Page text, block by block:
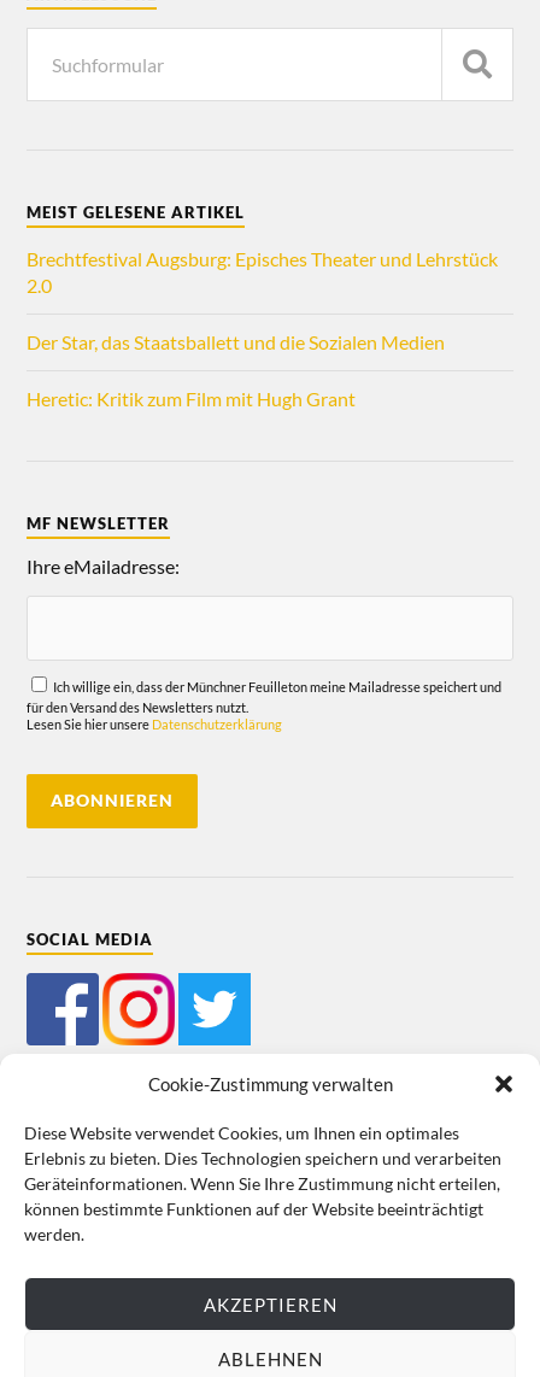
Cookie-Zustimmung verwalten
Diese Website verwendet Cookies, um Ihnen ein optimales
Erlebnis zu bieten. Dies Technologien speichern und verarbeiten
Geräteinformationen. Wenn Sie Ihre Zustimmung nicht erteilen,
können bestimmte Funktionen auf der Website beeinträchtigt
werden.
AKZEPTIEREN
ABLEHNEN
MEIST GELESENE ARTIKEL
Brechtfestival Augsburg: Episches Theater und Lehrstück
2.0
Der Star, das Staatsballett und die Sozialen Medien
Heretic: Kritik zum Film mit Hugh Grant
MF NEWSLETTER
Ihre eMailadresse:
Ich willige ein, dass der Münchner Feuilleton meine Mailadresse speichert und
für den Versand des Newsletters nutzt.
Lesen Sie hier unsere Datenschutzerklärung
SOCIAL MEDIA
Mein Bestellkonto Kundeninformationen Datenschutz
Cookie-Richtlinie (EU) Impressum
VERTRAG WIDERRUFEN